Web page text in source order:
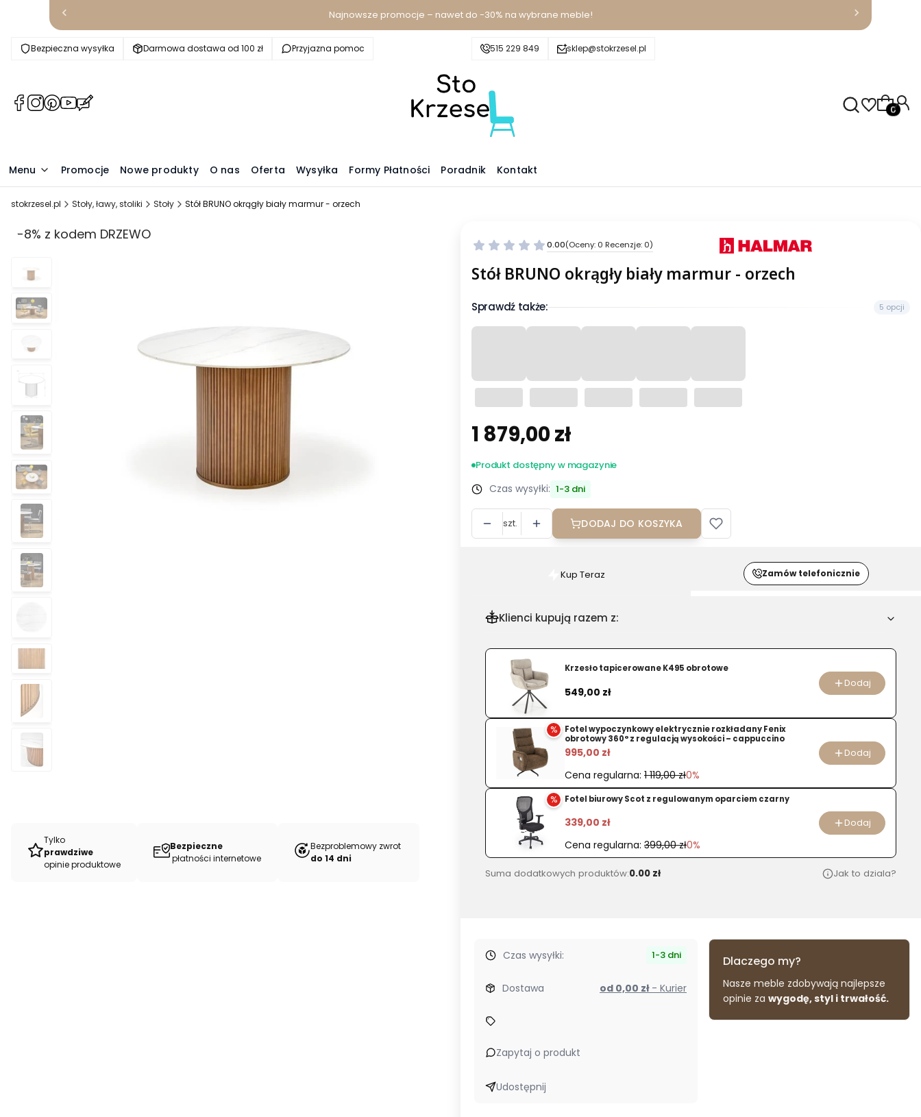
Najnowsze promocje – nawet do -30% na wybrane meble!
Bezpieczna wysyłka Darmowa dostawa od 100 zł Przyjazna pomoc 515 229 849 sklep@stokrzesel.pl
(Otwiera
karcie)
(Otwiera
karcie)
(Otwiera
karcie)
(Otwiera
karcie)
(Otwiera
karcie)
Menu Promocje Nowe produkty O nas Oferta Wysyłka Formy Płatności Poradnik Kontakt
stokrzesel.pl Stoły, ławy, stoliki Stoły Stół BRUNO okrągły biały marmur - orzech
-8% z kodem DRZEWO
Tylko
prawdziwe
opinie produktowe
Bezpieczne
płatności internetowe
Bezproblemowy zwrot
do 14 dni
0.00(Oceny: 0 Recenzje: 0)
Stół BRUNO okrągły biały marmur - orzech
Sprawdź także: 5 opcji
Cena
1 879,00 zł
Produkt dostępny w magazynie
Czas wysyłki: 1-3 dni
szt. DODAJ DO KOSZYKA
Szybki
dla
Stół
BRUNO
biały
-
orzech
Kup Teraz Zamów telefonicznie
Klienci kupują razem z:
Krzesło tapicerowane K495 obrotowe
Cena
549,00 zł
Dodaj
%
Fotel wypoczynkowy elektrycznie rozkładany Fenix
obrotowy 360° z regulacją wysokości – cappuccino
995,00 zł
Cena regularna: 1 119,00 zł0%
Dodaj
% Fotel biurowy Scot z regulowanym oparciem czarny
339,00 zł
Cena regularna: 399,00 zł0%
Dodaj
Suma dodatkowych produktów:0.00 zł Jak to dziala?
Czas wysyłki: 1-3 dni
Dostawa od 0,00 zł - Kurier
Zapytaj o produkt
Udostępnij
Dlaczego my?
Nasze meble zdobywają najlepsze
opinie za wygodę, styl i trwałość.